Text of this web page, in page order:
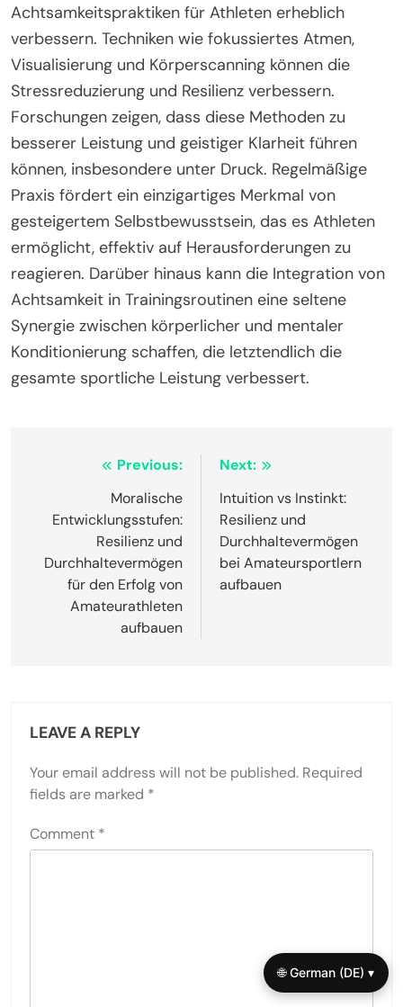
Konsistenz bei der Praxis von Achtsamkeit
vermeiden. Ablenkungen können die Konzentration
beeinträchtigen, während unrealistische
Erwartungen zu Frustration führen können.
Konsistenz ist entscheidend, um Resilienz
aufzubauen und Stress effektiv zu reduzieren.
Darüber hinaus kann das Übersehen der
Bedeutung von Selbstmitgefühl den Fortschritt
behindern.
Welche Experteneinsichten können
Achtsamkeitspraktiken für Athleten
verbessern?
Die Integration von Experteneinsichten kann
Achtsamkeitspraktiken für Athleten erheblich
Stressreduzierung und Resilienz verbessern.
besserer Leistung und geistiger Klarheit führen
können, insbesondere unter Druck. Regelmäßige
Praxis fördert ein einzigartiges Merkmal von
gesteigertem Selbstbewusstsein, das es Athleten
ermöglicht, effektiv auf Herausforderungen zu
reagieren. Darüber hinaus kann die Integration von
gesamte sportliche Leistung verbessert.
Post
aufbauen
🌐 German (DE) ▾